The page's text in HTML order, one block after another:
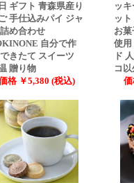
ギフト 青森県産り
手仕込みパイ ジャ
め合わせ
自分で作
きたて スイーツ
贈り物
格 ￥5,380 (税込)
ッ
ッ
お
使用
ド
コ以
価